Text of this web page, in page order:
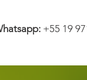
​+55 19 9